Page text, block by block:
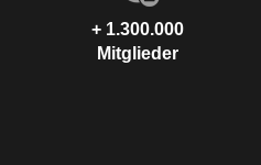
+ 1.300.000
Mitglieder